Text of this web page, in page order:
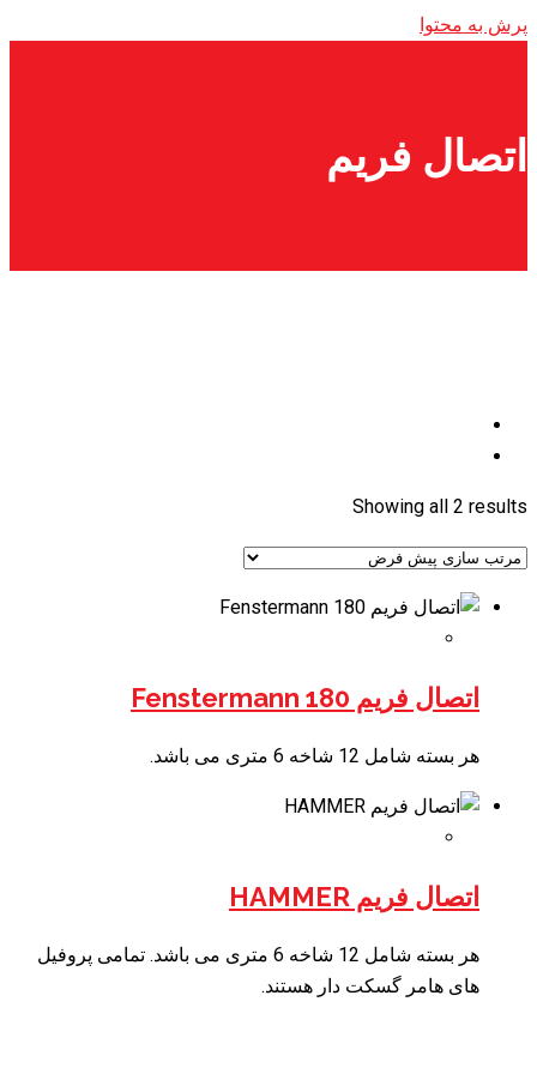
پرش به محتوا
اتصال فریم
Showing all 2 results
اتصال فریم Fenstermann 180
هر بسته شامل 12 شاخه 6 متری می باشد.
اتصال فریم HAMMER
هر بسته شامل 12 شاخه 6 متری می باشد. تمامی پروفیل
های هامر گسکت دار هستند.